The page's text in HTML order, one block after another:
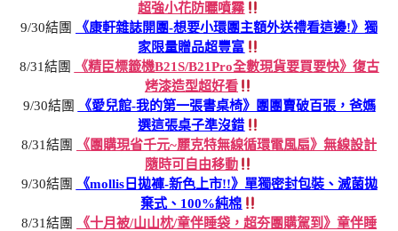
超強小花防曬噴霧
9/30結團
《康軒雜誌開團-想要小環團主額外送禮看這邊!》獨
家限量贈品超豐富
8/31結團
《精臣標籤機B21S/B21Pro全數現貨要買要快》復古
烤漆造型超好看
9/30結團
《愛兒館-我的第一張書桌椅》團團賣破百張，爸媽
選這張桌子準沒錯
8/31結團
《團購現省千元~麗克特無線循環電風扇》無線設計
隨時可自由移動
9/30結團
《mollis日拋褲-新色上市!!》單獨密封包裝、滅菌拋
棄式、100%純棉
8/31結團
《十月被/山山枕/童伴睡袋，超夯團購駕到》童伴睡